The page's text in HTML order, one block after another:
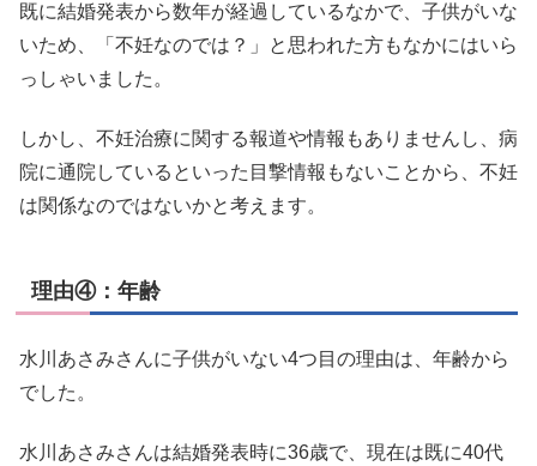
既に結婚発表から数年が経過しているなかで、子供がいな
いため、「不妊なのでは？」と思われた方もなかにはいら
っしゃいました。
しかし、不妊治療に関する報道や情報もありませんし、病
院に通院しているといった目撃情報もないことから、不妊
は関係なのではないかと考えます。
理由④：年齢
水川あさみさんに子供がいない4つ目の理由は、年齢から
でした。
水川あさみさんは結婚発表時に36歳で、現在は既に40代